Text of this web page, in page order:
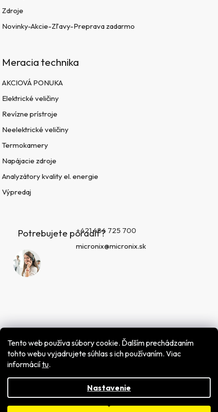
Tento web používa súbory cookie. Ďalším prechádzaním
tohto webu vyjadrujete súhlas s ich používaním. Viac
informáciítu.
Nastavenie
Zdroje
Novinky-Akcie-Zľavy-Preprava zadarmo
Meracia technika
AKCIOVÁ PONUKA
Elektrické veličiny
Revízne prístroje
Neelektrické veličiny
Termokamery
Napájacie zdroje
Analyzátory kvality el. energie
Výpredaj
Potrebujete poradiť?+421 484 725 700
micronix@micronix.sk
Copyright 2026MICRONIX spol. s r.o.. Všetky práva
vyhradené.